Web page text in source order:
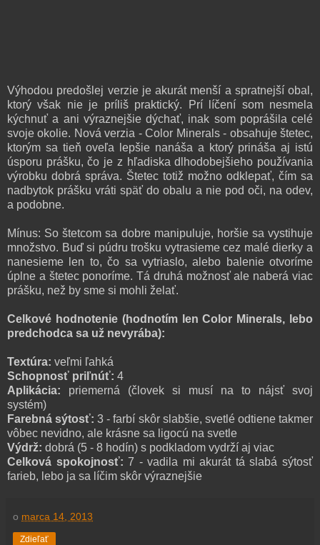
Výhodou predošlej verzie je akurát menší a spratnejší obal,
ktorý však nie je príliš praktický. Prí líčení som nesmela
kýchnuť a ani výraznejšie dýchať, inak som poprášila celé
svoje okolie. Nová verzia - Color Minerals - obsahuje štetec,
ktorým sa tieň oveľa lepšie nanáša a ktorý prináša aj istú
úsporu prášku, čo je z hľadiska dlhodobejšieho používania
výrobku dobrá správa. Štetec totiž možno odklepať, čím sa
nadbytok prášku vráti späť do obalu a nie pod oči, na odev,
a podobne.
Mínus: So štetcom sa dobre manipuluje, horšie sa vystihuje
množstvo. Buď si púdru trošku vytrasieme cez malé dierky a
nanesieme len to, čo sa vytriaslo, alebo balenie otvoríme
úplne a štetec ponoríme. Tá druhá možnosť ale naberá viac
prášku, než by sme si mohli želať.
Celkové hodnotenie (hodnotím len Color Minerals, lebo
predchodca sa už nevyrába):
Textúra: veľmi ľahká
Schopnosť priľnúť: 4
Aplikácia: priemerná (človek si musí na to nájsť svoj
systém)
Farebná sýtosť: 3 - farbí skôr slabšie, svetlé odtiene takmer
vôbec nevidno, ale krásne sa ligocú na svetle
Výdrž: dobrá (5 - 8 hodín) s podkladom vydrží aj viac
Celková spokojnosť: 7 - vadila mi akurát tá slabá sýtosť
farieb, lebo ja sa líčim skôr výraznejšie
o marca 14, 2013
Zdieľať